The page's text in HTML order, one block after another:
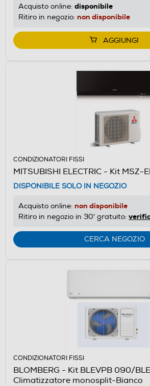
Acquisto online: disponibile
Ritiro in negozio: non disponibile
AGGIUNGI
CONDIZIONATORI FISSI
MITSUBISHI ELECTRIC - Kit
DISPONIBILE SOLO IN NEGOZIO
Acquisto online: non disponibile
Ritiro in negozio in 30' gratuito:
CERCA NEGOZIO
CONDIZIONATORI FISSI
BLOMBERG - Kit BLEVPB 090/
Climatizzatore monosplit-Bianco